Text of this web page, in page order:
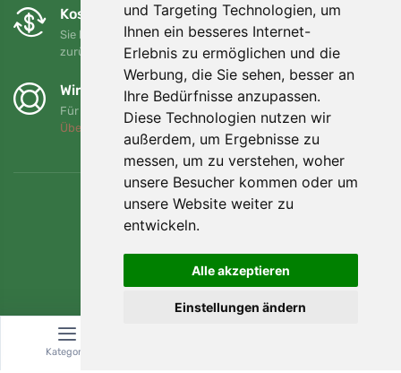
und Targeting Technologien, um
Ihnen ein besseres Internet-
Erlebnis zu ermöglichen und die
Werbung, die Sie sehen, besser an
Ihre Bedürfnisse anzupassen.
Diese Technologien nutzen wir
außerdem, um Ergebnisse zu
messen, um zu verstehen, woher
unsere Besucher kommen oder um
unsere Website weiter zu
entwickeln.
Alle akzeptieren
Einstellungen ändern
Kostenloser Umtausch und Rückgabe
Sie können Ihre Bestellung jederzeit innerhalb von 90 Tagen
zurückgeben oder umtauschen.
Wir unterstützen Trees.org
Für jede Bestellung pflanzen wir einen Baum! Mehr lesen
Über uns
Kategorie